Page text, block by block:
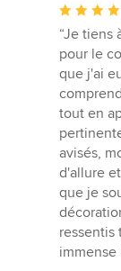
Note
moyenne
:
5
étoiles
sur
5
“Je tiens
pour le
que j'ai
tout en
avisés,
d'allure
que je
ressentis